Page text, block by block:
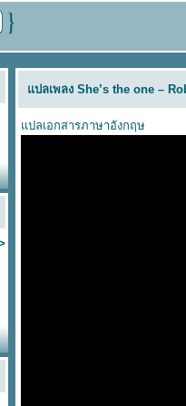
ปลเพลง She’s the one –
ปลเอกสารภาษาอังกฤษ